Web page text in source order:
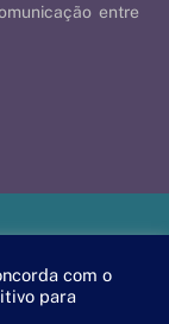
entre
com o
para